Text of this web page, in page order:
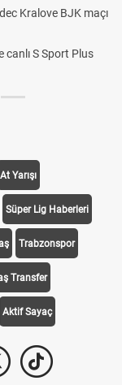
Kralove BJK maçı
S Sport Plus
At Yarışı
Süper Lig Haberleri
Trabzonspor
Transfer
Aktif Sayaç